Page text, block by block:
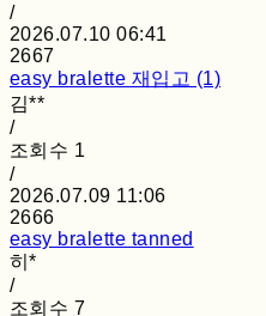
/
2026.07.10 06:41
2667
easy bralette 재입고 (1)
김**
/
조회수 1
/
2026.07.09 11:06
2666
easy bralette tanned
히*
/
조회수 7